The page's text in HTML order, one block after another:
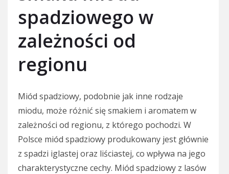
spadziowego w
zależności od
regionu
Miód spadziowy, podobnie jak inne rodzaje
miodu, może różnić się smakiem i aromatem w
zależności od regionu, z którego pochodzi. W
Polsce miód spadziowy produkowany jest głównie
z spadzi iglastej oraz liściastej, co wpływa na jego
charakterystyczne cechy. Miód spadziowy z lasów